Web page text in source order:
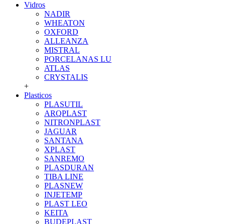
Vidros
NADIR
WHEATON
OXFORD
ALLEANZA
MISTRAL
PORCELANAS LU
ATLAS
CRYSTALIS
+
Plasticos
PLASUTIL
ARQPLAST
NITRONPLAST
JAGUAR
SANTANA
XPLAST
SANREMO
PLASDURAN
TIBA LINE
PLASNEW
INJETEMP
PLAST LEO
KEITA
BUDEPLAST